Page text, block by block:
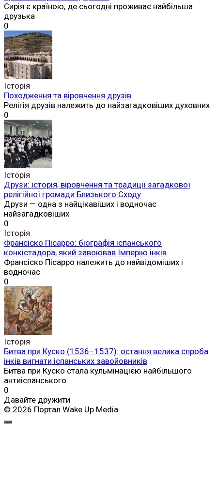
Сирія є країною, де сьогодні проживає найбільша
друзька
0
Історія
Походження та віровчення друзів
Релігія друзів належить до найзагадковіших духовних
0
Історія
Друзи: історія, віровчення та традиції загадкової
релігійної громади Близького Сходу
Друзи — одна з найцікавіших і водночас
найзагадковіших
0
Історія
Франсіско Пісарро: біографія іспанського
конкістадора, який завоював Імперію інків
Франсіско Пісарро належить до найвідоміших і
водночас
0
Історія
Битва при Куско (1536–1537): остання велика спроба
інків вигнати іспанських завойовників
Битва при Куско стала кульмінацією найбільшого
антиіспанського
0
Давайте дружити
© 2026 Портал Wake Up Media